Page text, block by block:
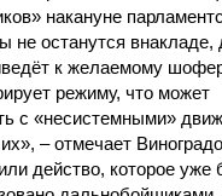
накануне
не останутся внакладе,
к желаемому
режиму, что может
с «несистемными»
– отмечает
действо, которое уже